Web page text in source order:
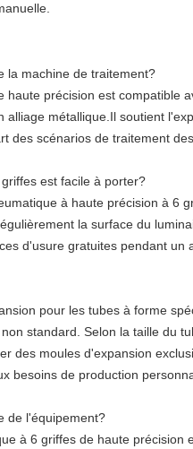
la machine de traitement?
précision est compatible
métallique.Il soutient
des scénarios de traitement
est facile à porter?
à haute précision à 6
la surface du
d'usure gratuites pendant un
pour les tubes à forme
standard. Selon la taille du
des moules d'expansion
besoins de production
de l'équipement?
à 6 griffes de haute précision